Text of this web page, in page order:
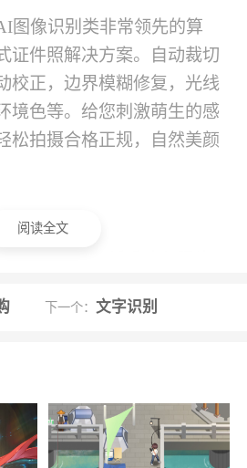
图像识别类非常领先的算
证件照解决方案。自动裁切
校正，边界模糊修复，光线
境色等。给您刺激萌生的感
松拍摄合格正规，自然美颜
齐全
作......美颜证件照制作现已
求场景的拍摄。支持自定
阅读全文
下一个：文字识别